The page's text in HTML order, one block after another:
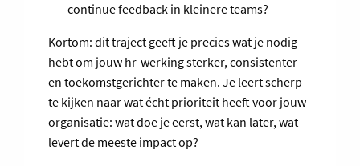
continue feedback in kleinere teams?
Kortom: dit traject geeft je precies wat je nodig
hebt om jouw hr-werking sterker, consistenter
en toekomstgerichter te maken. Je leert scherp
te kijken naar wat écht prioriteit heeft voor jouw
organisatie: wat doe je eerst, wat kan later, wat
levert de meeste impact op?